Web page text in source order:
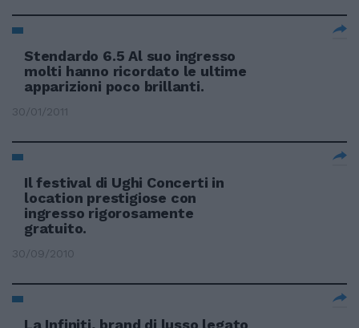
Stendardo 6.5 Al suo ingresso
molti hanno ricordato le ultime
apparizioni poco brillanti.
30/01/2011
Il festival di Ughi Concerti in
location prestigiose con
ingresso rigorosamente
gratuito.
30/09/2010
La Infiniti, brand di lusso legato